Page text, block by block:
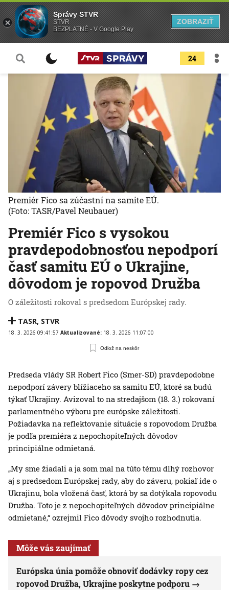
24
Premiér Fico s vysokou
pravdepodobnosťou nepodporí
časť samitu EÚ o Ukrajine,
dôvodom je ropovod Družba
O záležitosti rokoval s predsedom Európskej rady.
TASR, STVR
18. 3. 2026 09:41:57 Aktualizované: 18. 3. 2026 11:07:00
Odlož na neskôr
Premiér Fico sa zúčastní na samite EÚ.
(Foto: TASR/Pavel Neubauer)
Predseda vlády SR Robert Fico (Smer-SD) pravdepodobne
nepodporí závery blížiaceho sa samitu EÚ, ktoré sa budú
týkať Ukrajiny. Avizoval to na stredajšom (18. 3.) rokovaní
parlamentného výboru pre európske záležitosti.
Požiadavka na reflektovanie situácie s ropovodom Družba
je podľa premiéra z nepochopiteľných dôvodov
principiálne odmietaná.
„My sme žiadali a ja som mal na túto tému dlhý rozhovor
aj s predsedom Európskej rady, aby do záveru, pokiaľ ide o
Ukrajinu, bola vložená časť, ktorá by sa dotýkala ropovodu
Družba. Toto je z nepochopiteľných dôvodov principiálne
odmietané,“ ozrejmil Fico dôvody svojho rozhodnutia.
Môže vás zaujímať
Európska únia pomôže obnoviť dodávky ropy cez
ropovod Družba, Ukrajine poskytne podporu
Správy STVR
STVR
BEZPLATNÉ - V Google Play
ZOBRAZIŤ